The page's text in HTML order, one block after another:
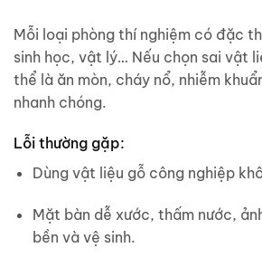
Mỗi loại phòng thí nghiệm có đặc
sinh học, vật lý… Nếu chọn sai vật
thể là ăn mòn, cháy nổ, nhiễm
nhanh chóng.
Lỗi thường gặp:
Dùng vật liệu gỗ công nghiệp
Mặt bàn dễ xước, thấm nước,
bền và vệ sinh.